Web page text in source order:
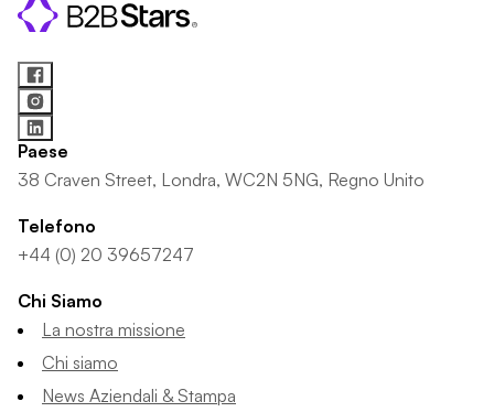
Paese
38 Craven Street, Londra, WC2N 5NG, Regno Unito
Telefono
+44 (0) 20 39657247
Chi Siamo
La nostra missione
Chi siamo
News Aziendali & Stampa